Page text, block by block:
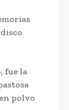
fue la
polvo